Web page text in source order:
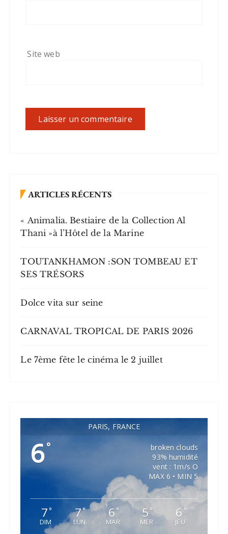
Site web
ARTICLES RÉCENTS
« Animalia. Bestiaire de la Collection Al
Thani »à l’Hôtel de la Marine
TOUTANKHAMON :SON TOMBEAU ET
SES TRÉSORS
Dolce vita sur seine
CARNAVAL TROPICAL DE PARIS 2026
Le 7ème fête le cinéma le 2 juillet
PARIS, FRANCE
6°
broken clouds
93% humidité
vent : 1m/s O
MAX 6 • MIN 5
7°
DIM
7°
LUN
6°
MAR
5°
MER
6 °
JEU